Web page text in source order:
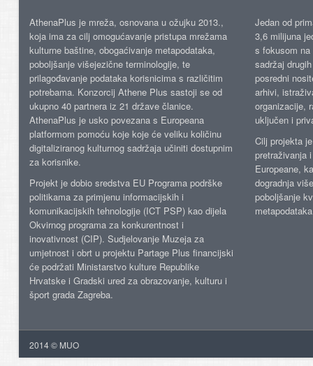
AthenaPlus je mreža, osnovana u ožujku 2013.,
koja ima za cilj omogućavanje pristupa mrežama
kulturne baštine, obogaćivanje metapodataka,
poboljšanje višejezične terminologije, te
prilagođavanje podataka korisnicima s različitim
potrebama. Konzorcij Athene Plus sastoji se od
ukupno 40 partnera iz 21 države članice.
AthenaPlus je usko povezana s Europeana
platformom pomoću koje koje će veliku količinu
digitaliziranog kulturnog sadržaja učiniti dostupnim
za korisnike.
Projekt je dobio sredstva EU Programa podrške
politikama za primjenu informacijskih i
komunikacijskih tehnologije (ICT PSP) kao dijela
Okvirnog programa za konkurentnost i
inovativnost (CIP). Sudjelovanje Muzeja za
umjetnost i obrt u projektu Partage Plus financijski
će podržati Ministarstvo kulture Republike
Hrvatske i Gradski ured za obrazovanje, kulturu i
šport grada Zagreba.
Jedan od
3,6 milijuna
s fokusom
sadržaj
posredni
arhivi,
organizacije,
uključen i
Cilj projekta
pretraživanja
Europeane,
dogradnja
poboljšanje
2014 © MUO